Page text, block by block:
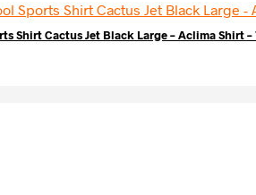
Shirt Cactus Jet Black Large – Aclima Shirt –